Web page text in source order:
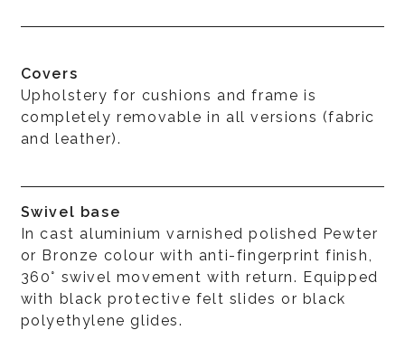
Covers
Upholstery for cushions and frame is
completely removable in all versions (fabric
and leather).
Swivel base
In cast aluminium varnished polished Pewter
or Bronze colour with anti-fingerprint finish,
360° swivel movement with return. Equipped
with black protective felt slides or black
polyethylene glides.